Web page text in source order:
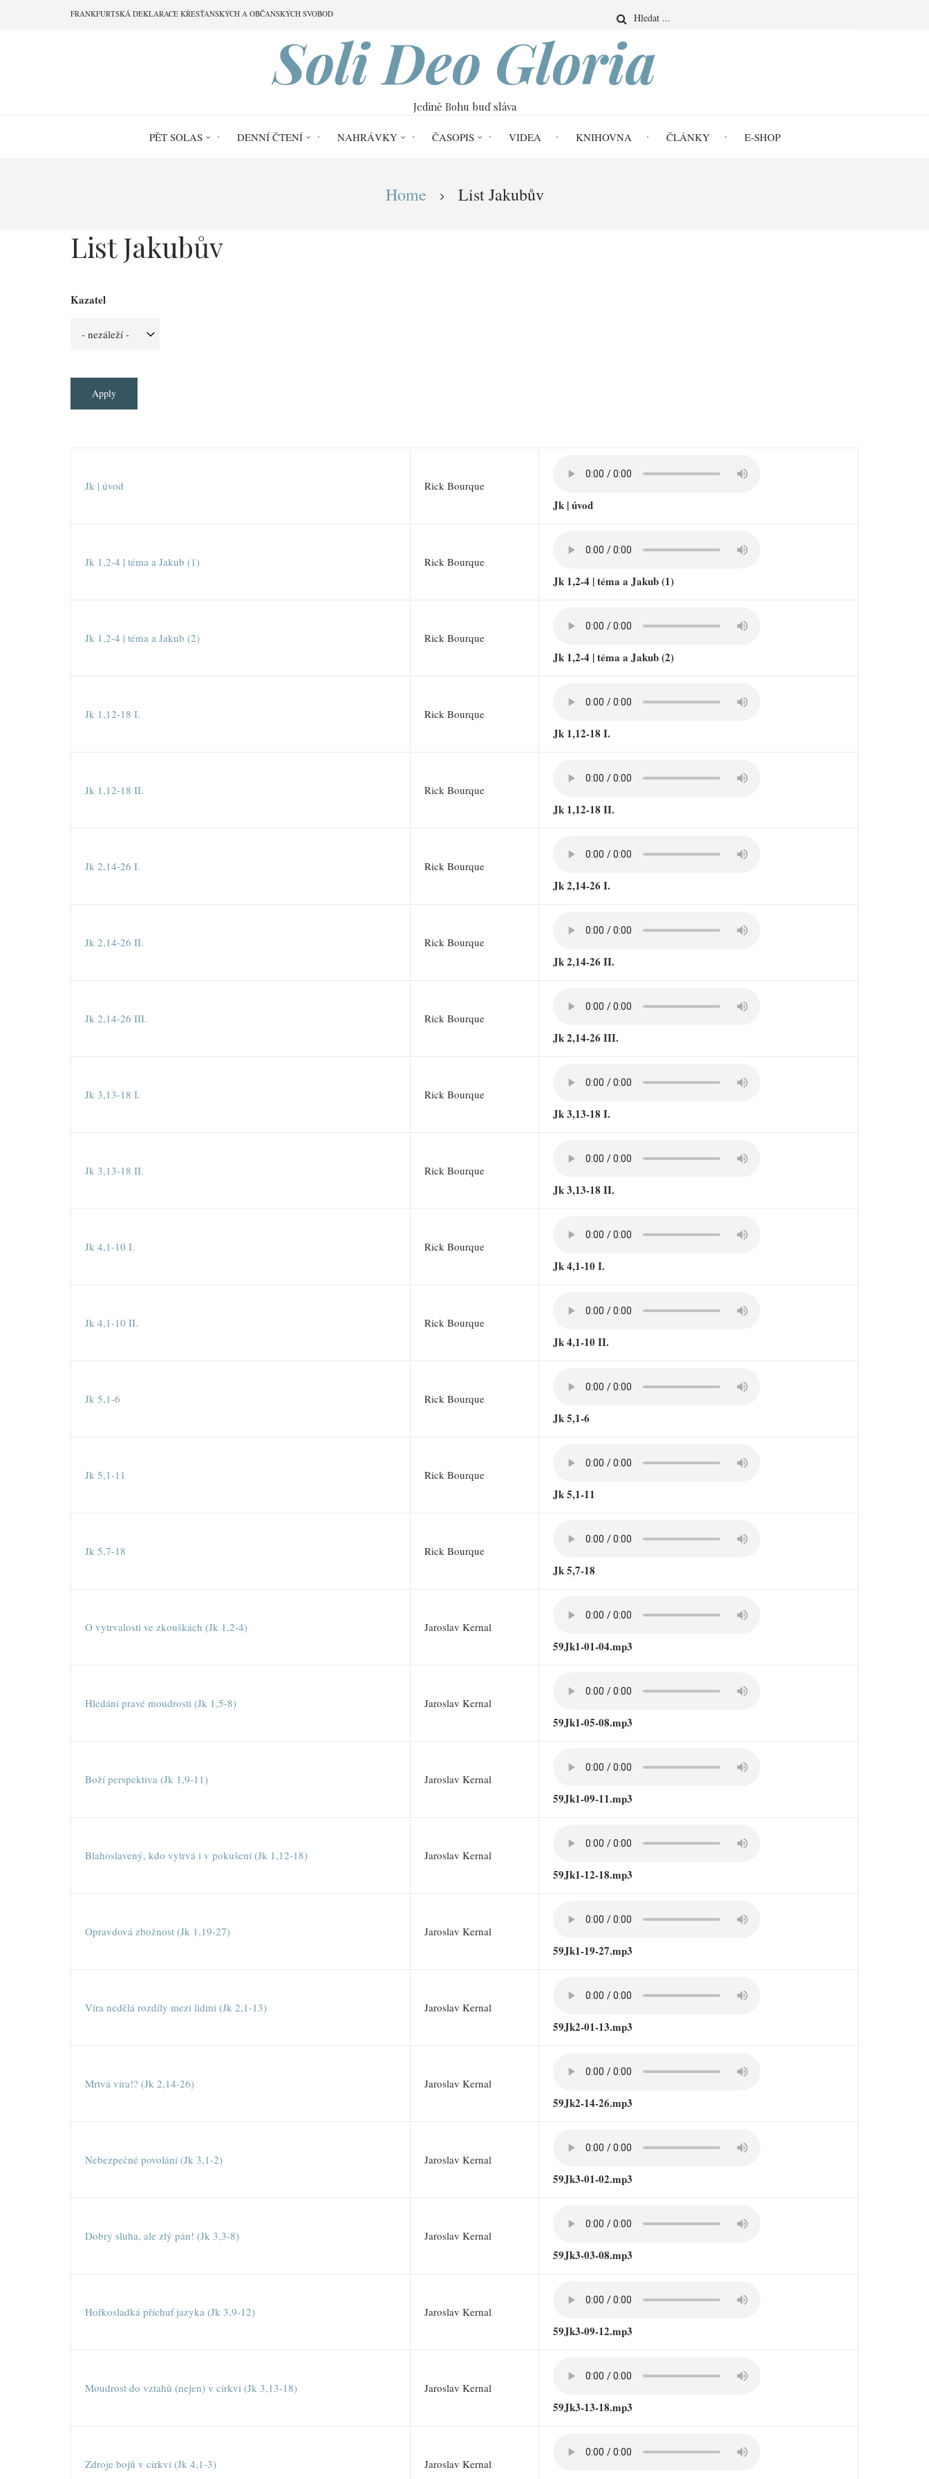
FRANKFURTSKÁ DEKLARACE KŘESŤANSKÝCH A OBČANSKÝCH SVOBOD Search
Soli Deo Gloria
Jedině Bohu buď sláva
PĚT SOLAS DENNÍ ČTENÍ NAHRÁVKY ČASOPIS VIDEA KNIHOVNA ČLÁNKY E-SHOP
Home List Jakubův
List Jakubův
Kazatel
Jk | úvod Rick Bourque
Jk | úvod
Jk 1,2-4 | téma a Jakub (1) Rick Bourque
Jk 1,2-4 | téma a Jakub (1)
Jk 1,2-4 | téma a Jakub (2) Rick Bourque
Jk 1,2-4 | téma a Jakub (2)
Jk 1,12-18 I. Rick Bourque
Jk 1,12-18 I.
Jk 1,12-18 II. Rick Bourque
Jk 1,12-18 II.
Jk 2,14-26 I. Rick Bourque
Jk 2,14-26 I.
Jk 2,14-26 II. Rick Bourque
Jk 2,14-26 II.
Jk 2,14-26 III. Rick Bourque
Jk 2,14-26 III.
Jk 3,13-18 I. Rick Bourque
Jk 3,13-18 I.
Jk 3,13-18 II. Rick Bourque
Jk 3,13-18 II.
Jk 4,1-10 I. Rick Bourque
Jk 4,1-10 I.
Jk 4,1-10 II. Rick Bourque
Jk 4,1-10 II.
Jk 5,1-6 Rick Bourque
Jk 5,1-6
Jk 5,1-11 Rick Bourque
Jk 5,1-11
Jk 5,7-18 Rick Bourque
Jk 5,7-18
O vytrvalosti ve zkouškách (Jk 1,2-4) Jaroslav Kernal
59Jk1-01-04.mp3
Hledání pravé moudrosti (Jk 1,5-8) Jaroslav Kernal
59Jk1-05-08.mp3
Boží perspektiva (Jk 1,9-11) Jaroslav Kernal
59Jk1-09-11.mp3
Blahoslavený, kdo vytrvá i v pokušení (Jk 1,12-18) Jaroslav Kernal
59Jk1-12-18.mp3
Opravdová zbožnost (Jk 1,19-27) Jaroslav Kernal
59Jk1-19-27.mp3
Víra nedělá rozdíly mezi lidmi (Jk 2,1-13) Jaroslav Kernal
59Jk2-01-13.mp3
Mrtvá víra!? (Jk 2,14-26) Jaroslav Kernal
59Jk2-14-26.mp3
Nebezpečné povolání (Jk 3,1-2) Jaroslav Kernal
59Jk3-01-02.mp3
Dobrý sluha, ale zlý pán! (Jk 3,3-8) Jaroslav Kernal
59Jk3-03-08.mp3
Hořkosladká příchuť jazyka (Jk 3,9-12) Jaroslav Kernal
59Jk3-09-12.mp3
Moudrost do vztahů (nejen) v církvi (Jk 3,13-18) Jaroslav Kernal
59Jk3-13-18.mp3
Zdroje bojů v církvi (Jk 4,1-3) Jaroslav Kernal